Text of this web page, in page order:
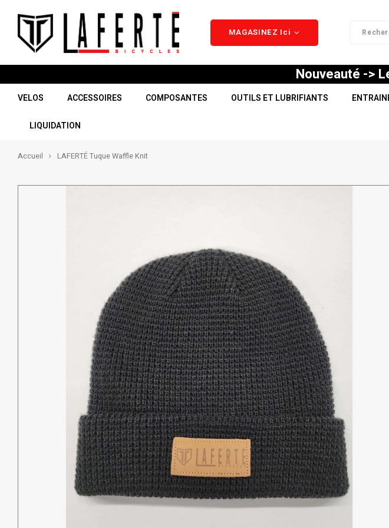
MAGASINEZ Ici
Nouveauté ->
VELOS ACCESSOIRES COMPOSANTES OUTILS ET LUBRIFIANTS
LIQUIDATION
Accueil LAFERTÉ Tuque Waffle Knit